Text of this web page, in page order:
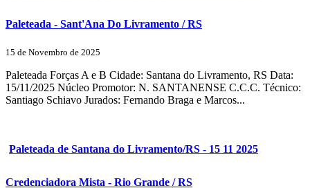
Paleteada - Sant'Ana Do Livramento / RS
15 de Novembro de 2025
Paleteada Forças A e B Cidade: Santana do Livramento, RS Data:
15/11/2025 Núcleo Promotor: N. SANTANENSE C.C.C. Técnico:
Santiago Schiavo Jurados: Fernando Braga e Marcos...
Paleteada de Santana do Livramento/RS - 15 11 2025
Credenciadora Mista - Rio Grande / RS